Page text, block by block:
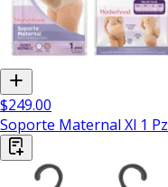
$249.00
Soporte Maternal Xl 1 Pz